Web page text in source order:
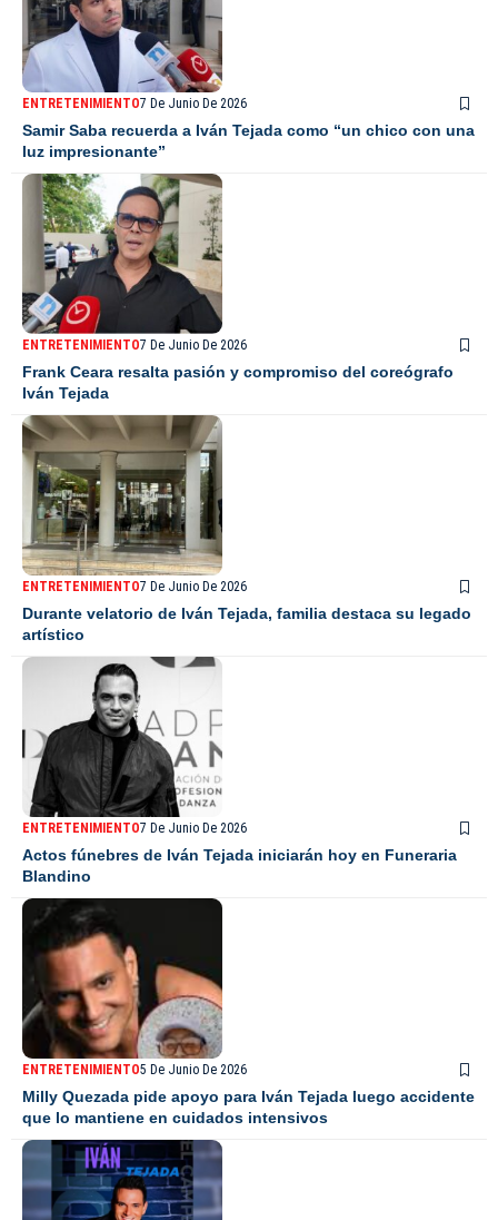
ENTRETENIMIENTO7 De Junio De 2026
Samir Saba recuerda a Iván Tejada como “un chico con una
luz impresionante”
ENTRETENIMIENTO7 De Junio De 2026
Frank Ceara resalta pasión y compromiso del coreógrafo
Iván Tejada
ENTRETENIMIENTO7 De Junio De 2026
Durante velatorio de Iván Tejada, familia destaca su legado
artístico
ENTRETENIMIENTO7 De Junio De 2026
Actos fúnebres de Iván Tejada iniciarán hoy en Funeraria
Blandino
ENTRETENIMIENTO5 De Junio De 2026
Milly Quezada pide apoyo para Iván Tejada luego accidente
que lo mantiene en cuidados intensivos